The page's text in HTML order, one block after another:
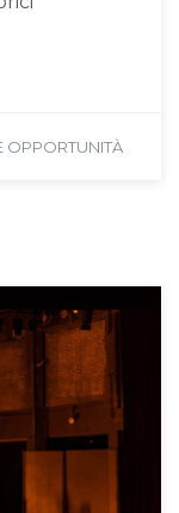
OPPORTUNITÀ